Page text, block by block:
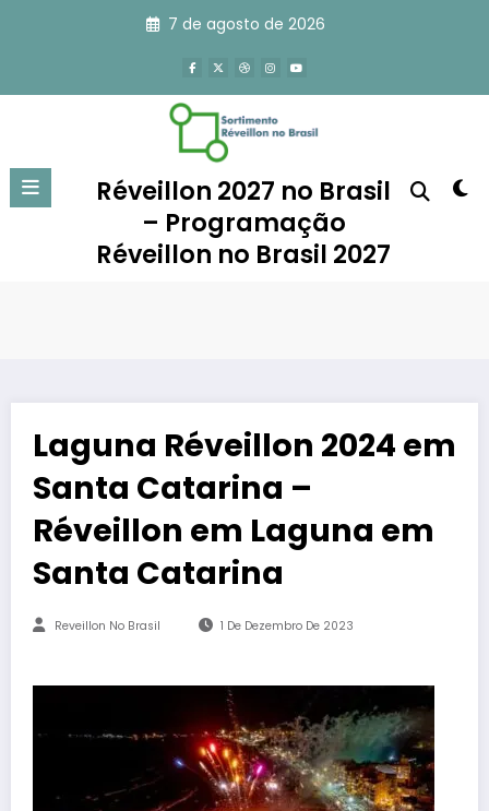
7 de agosto de 2026
Réveillon 2027 no Brasil
– Programação
Réveillon no Brasil 2027
Laguna Réveillon 2024 em
Santa Catarina –
Réveillon em Laguna em
Santa Catarina
Reveillon No Brasil 1 De Dezembro De 2023